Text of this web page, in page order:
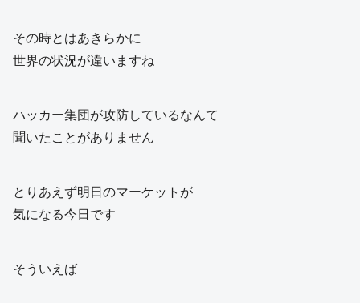
その時とはあきらかに
世界の状況が違いますね
ハッカー集団が攻防しているなんて
聞いたことがありません
とりあえず明日のマーケットが
気になる今日です
そういえば